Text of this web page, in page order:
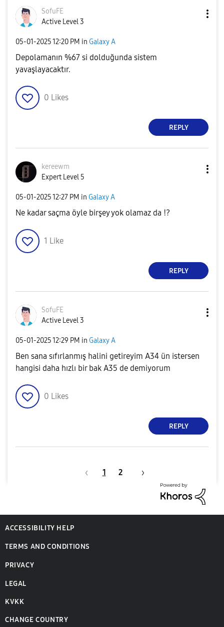
SofuFE
Active Level 3
‎05-01-202512:20 PM in Galaxy A
Depolamanın %67 si dolduğunda sistem
yavaşlayacaktır.
0 Likes
REPLY
kereewm
Expert Level 5
‎05-01-202512:27 PM in Galaxy A
Ne kadar saçma öyle birşey yok olamaz da !?
1 Like
REPLY
SofuFE
Active Level 3
‎05-01-202512:29 PM in Galaxy A
Ben sana sıfırlanmış halini getireyim A34 ün istersen
hangisi daha hızlı bir bak A35 de demiyorum
0 Likes
REPLY
1 2
ACCESSIBILITY HELP
TERMS AND CONDITIONS
PRIVACY
LEGAL
KVKK
CHANGE COUNTRY